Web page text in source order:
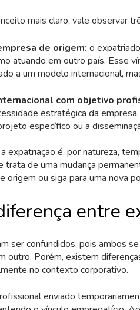
mais claro, vale observar
de origem: o
atuando em outro país. Esse
a um modelo internacional,
com objetivo
estratégica da
específico ou a
a expatriação é, por natureza,
trata de uma mudança
origem ou siga para uma nova
entre
ser confundidos, pois ambos
outro. Porém, existem
no contexto corporativo.
enviado